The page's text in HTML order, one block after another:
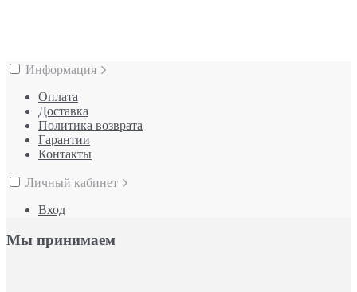
Информация
Оплата
Доставка
Политика возврата
Гарантии
Контакты
Личный кабинет
Вход
Мы принимаем